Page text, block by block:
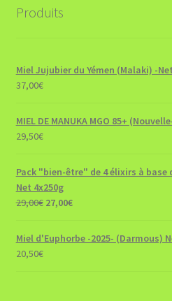
Produits
Miel Jujubier du Yémen (Malaki) -
37,00€
MIEL DE MANUKA MGO 85+
29,50€
Pack "bien-être" de 4 élixirs à base
Net 4x250g
29,00€ Le
initial
était :
27,00€Le
actuel
Miel d'Euphorbe -2025- (Darmous)
20,50€